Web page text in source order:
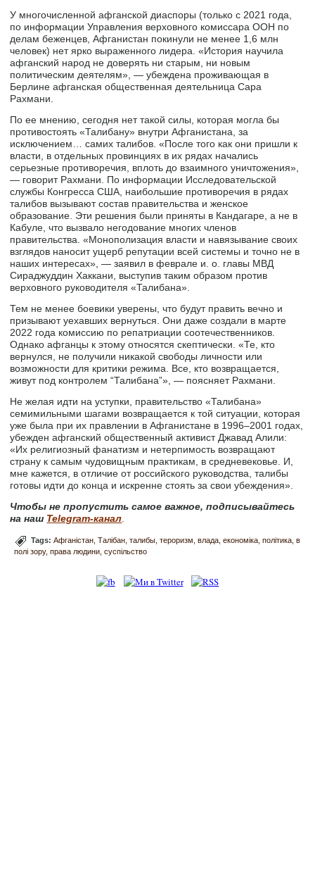
У многочисленной афганской диаспоры (только с 2021 года,
по информации Управления верховного комиссара ООН по
делам беженцев, Афганистан покинули не менее 1,6 млн
человек) нет ярко выраженного лидера. «История научила
афганский народ не доверять ни старым, ни новым
политическим деятелям», — убеждена проживающая в
Берлине афганская общественная деятельница Сара
Рахмани.
По ее мнению, сегодня нет такой силы, которая могла бы
противостоять «Талибану» внутри Афганистана, за
исключением… самих талибов. «После того как они пришли к
власти, в отдельных провинциях в их рядах начались
серьезные противоречия, вплоть до взаимного уничтожения»,
— говорит Рахмани. По информации Исследовательской
службы Конгресса США, наибольшие противоречия в рядах
талибов вызывают состав правительства и женское
образование. Эти решения были приняты в Кандагаре, а не в
Кабуле, что вызвало негодование многих членов
правительства. «Монополизация власти и навязывание своих
взглядов наносит ущерб репутации всей системы и точно не в
наших интересах», — заявил в феврале и. о. главы МВД
Сираджуддин Хаккани, выступив таким образом против
верховного руководителя «Талибана».
Тем не менее боевики уверены, что будут править вечно и
призывают уехавших вернуться. Они даже создали в марте
2022 года комиссию по репатриации соотечественников.
Однако афганцы к этому относятся скептически. «Те, кто
вернулся, не получили никакой свободы личности или
возможности для критики режима. Все, кто возвращается,
живут под контролем “Талибана”», — поясняет Рахмани.
Не желая идти на уступки, правительство «Талибана»
семимильными шагами возвращается к той ситуации, которая
уже была при их правлении в Афганистане в 1996–2001 годах,
убежден афганский общественный активист Джавад Алили:
«Их религиозный фанатизм и нетерпимость возвращают
страну к самым чудовищным практикам, в средневековье. И,
мне кажется, в отличие от российского руководства, талибы
готовы идти до конца и искренне стоять за свои убеждения».
Чтобы не пропустить самое важное, подписывайтесь
на наш Telegram-канал
Tags:Афганістан Талібан талибы тероризм влада економіка політика в
полі зору права людини суспільство